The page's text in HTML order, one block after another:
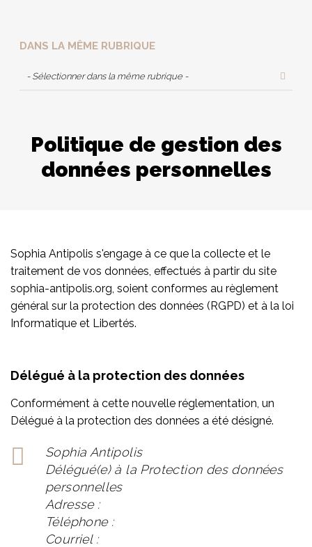
DANS LA MÊME RUBRIQUE
- Sélectionner dans la même rubrique -
Politique de gestion des
données personnelles
Sophia Antipolis s'engage à ce que la collecte et le
traitement de vos données, effectués à partir du site
sophia-antipolis.org, soient conformes au règlement
général sur la protection des données (RGPD) et à la loi
Informatique et Libertés.
Délégué à la protection des données
Conformément à cette nouvelle réglementation, un
Délégué à la protection des données a été désigné.
Sophia Antipolis
Délégué(e) à la Protection des données
personnelles
Adresse :
Téléphone :
Courriel :